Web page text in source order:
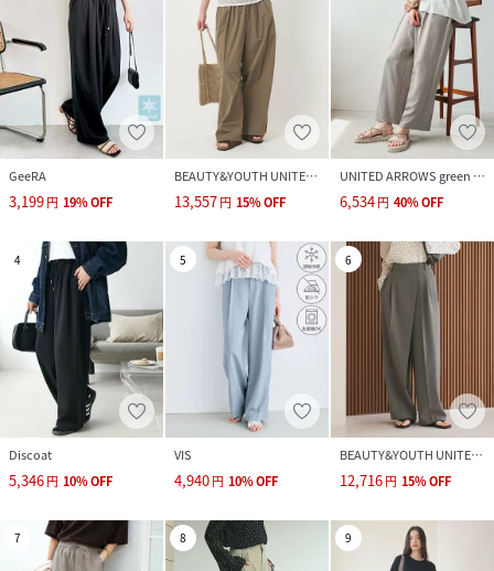
GeeRA
3,199円 19%OFF
BEAUTY&YOUTH UNITED ARROWS
13,557円 15%OFF
UNITED ARROWS green label relaxing
6,534円 40%OFF
4
Discoat
5,346円 10%OFF
5
VIS
4,940円 10%OFF
6
BEAUTY&YOUTH UNITED ARROWS
12,716円 15%OFF
7 8 9